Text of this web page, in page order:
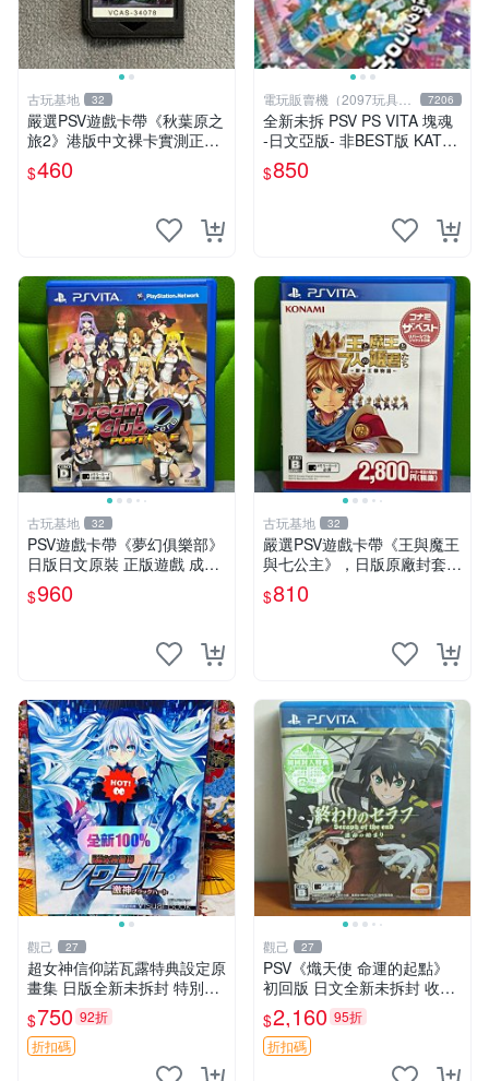
古玩基地 32
嚴選PSV遊戲卡帶《秋葉原之
旅2》港版中文裸卡實測正
常，專機遊戲只可在SONY P
SV上運行 卡帶 psv 港版
$460
電玩販賣機（2097玩具公
仔舖
7206
全新未拆 PSV PS VITA 塊魂
-日文亞版- 非BEST版 KATA
MARI
$850
古玩基地 32
PSV遊戲卡帶《夢幻俱樂部》
日版日文原裝 正版遊戲 成色
如圖實況保真 PSV遊戲 日版
PS 測試無誤 美品保證
$960
古玩基地 32
嚴選PSV遊戲卡帶《王與魔王
與七公主》，日版原廠封套，
雙面精美封面，實測暢玩無障
礙。久藏家中，輕微使用痕
估。古董級遊戲限量收
$810
觀己 27
超女神信仰諾瓦露特典設定原
畫集 日版全新未拆封 特別推
薦 收藏必備 PSV 游戲 發售限
定 原創漫畫 限量版 PSV 游戲
超女神信仰諾瓦露 原畫集 日
$750 92折
折扣碼
觀己 27
PSV《熾天使 命運的起點》
初回版 日文全新未拆封 收藏
推薦 系列補完 PSV《熾天使
命運的起點》初回日文盒齊
全套收藏適合 PSV《熾天使
$2,160 95折
折扣碼